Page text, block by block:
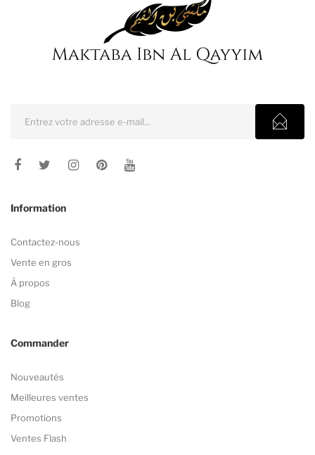
Information
Contactez-nous
Vente en gros
À propos
Blog
Commander
Nouveautés
Meilleures ventes
Promotions
Ventes Flash